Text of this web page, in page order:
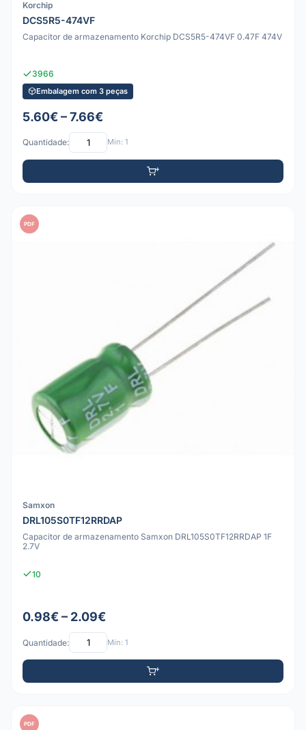
Korchip
DCS5R5-474VF
Capacitor de armazenamento Korchip DCS5R5-474VF 0.47F 474V
3966
Embalagem com 3 peças
5.60€ – 7.66€
Quantidade: Mín: 1
PDF
Samxon
DRL105S0TF12RRDAP
Capacitor de armazenamento Samxon DRL105S0TF12RRDAP 1F
2.7V
10
0.98€ – 2.09€
Quantidade: Mín: 1
PDF